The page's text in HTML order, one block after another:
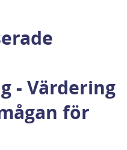
- Värdering
för